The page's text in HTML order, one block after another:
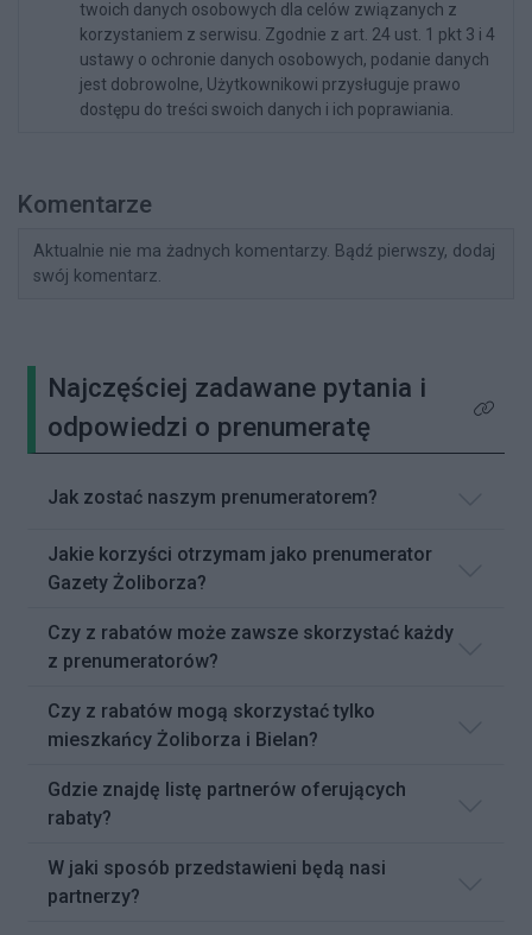
twoich danych osobowych dla celów związanych z
korzystaniem z serwisu. Zgodnie z art. 24 ust. 1 pkt 3 i 4
ustawy o ochronie danych osobowych, podanie danych
jest dobrowolne, Użytkownikowi przysługuje prawo
dostępu do treści swoich danych i ich poprawiania.
Komentarze
Aktualnie nie ma żadnych komentarzy. Bądź pierwszy, dodaj
swój komentarz.
Najczęściej zadawane pytania i
odpowiedzi o prenumeratę
Kliknij
Jak zostać naszym prenumeratorem?
Jakie korzyści otrzymam jako prenumerator
Gazety Żoliborza?
Czy z rabatów może zawsze skorzystać każdy
z prenumeratorów?
Czy z rabatów mogą skorzystać tylko
mieszkańcy Żoliborza i Bielan?
Gdzie znajdę listę partnerów oferujących
rabaty?
W jaki sposób przedstawieni będą nasi
partnerzy?